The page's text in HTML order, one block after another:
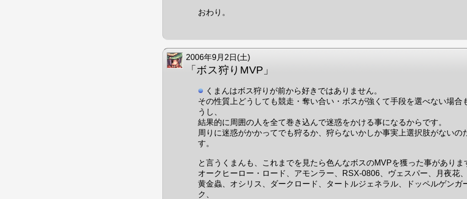
おわり。
2006年9月2日(土)
「ボス狩りMVP」
くまんはボス狩りが前から好きではありません。
その性質上どうしても競走・奪い合い・ボスが強くて手段を選べない場合
うし、
結果的に周囲の人を全て巻き込んで迷惑をかける事になるからです。
周りに迷惑がかかってでも狩るか、狩らないかしか事実上選択肢がないの
す。
と言うくまんも、これまでを見たら色んなボスのMVPを獲った事がありま
オークヒーロー・ロード、アモンラー、RSX-0806、ヴェスパー、月夜花、
黄金蟲、オシリス、ダークロード、タートルジェネラル、ドッペルゲンガ
ク、